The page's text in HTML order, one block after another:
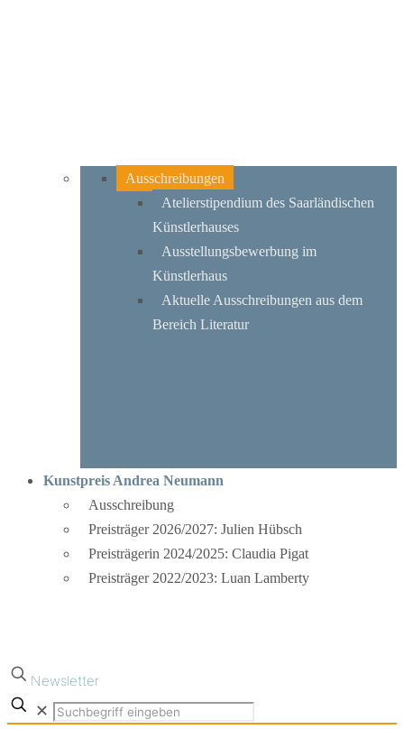
Ausschreibungen
Atelierstipendium des Saarländischen
Künstlerhauses
Ausstellungsbewerbung im
Künstlerhaus
Aktuelle Ausschreibungen aus dem
Bereich Literatur
Kunstpreis Andrea Neumann
Ausschreibung
Preisträger 2026/2027: Julien Hübsch
Preisträgerin 2024/2025: Claudia Pigat
Preisträger 2022/2023: Luan Lamberty
Newsletter
✕